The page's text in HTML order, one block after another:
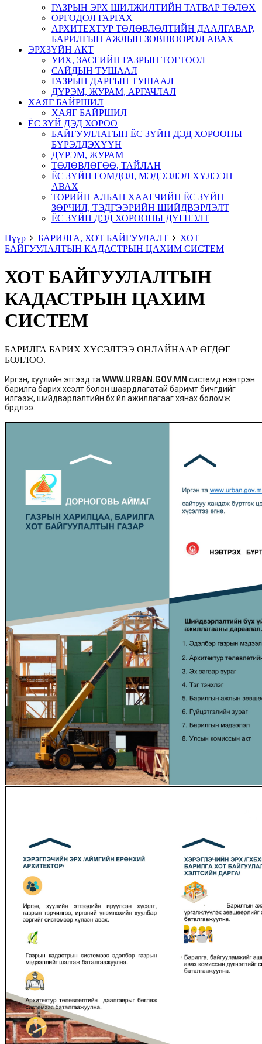
ГАЗРЫН ЭРХ ШИЛЖИЛТИЙН ТАТВАР ТӨЛӨХ
ӨРГӨДӨЛ ГАРГАХ
АРХИТЕХТУР ТӨЛӨВЛӨЛТИЙН ДААЛГАВАР,
БАРИЛГЫН АЖЛЫН ЗӨВШӨӨРӨЛ АВАХ
ЭРХЗҮЙН АКТ
УИХ, ЗАСГИЙН ГАЗРЫН ТОГТООЛ
САЙДЫН ТУШААЛ
ГАЗРЫН ДАРГЫН ТУШААЛ
ДҮРЭМ, ЖУРАМ, АРГАЧЛАЛ
ХАЯГ БАЙРШИЛ
ХАЯГ БАЙРШИЛ
ЁС ЗҮЙ ДЭД ХОРОО
БАЙГУУЛЛАГЫН ЁС ЗҮЙН ДЭД ХОРООНЫ
БҮРЭЛДЭХҮҮН
ДҮРЭМ, ЖУРАМ
ТӨЛӨВЛӨГӨӨ, ТАЙЛАН
ЁС ЗҮЙН ГОМДОЛ, МЭДЭЭЛЭЛ ХҮЛЭЭН
АВАХ
ТӨРИЙН АЛБАН ХААГЧИЙН ЁС ЗҮЙН
ЗӨРЧИЛ, ТЭДГЭЭРИЙН ШИЙДВЭРЛЭЛТ
ЁС ЗҮЙН ДЭД ХОРООНЫ ДҮГНЭЛТ
Нүүр
БАРИЛГА, ХОТ БАЙГУУЛАЛТ
ХОТ
БАЙГУУЛАЛТЫН КАДАСТРЫН ЦАХИМ СИСТЕМ
ХОТ БАЙГУУЛАЛТЫН
КАДАСТРЫН ЦАХИМ
СИСТЕМ
БАРИЛГА БАРИХ ХҮСЭЛТЭЭ ОНЛАЙНААР ӨГДӨГ
БОЛЛОО.
Иргэн, хуулийн этгээд та WWW.URBAN.GOV.MN системд нэвтрэн
барилга барих хүсэлт болон шаардлагатай баримт бичгүүдийг
илгээж, шийдвэрлэлтийн бүх үйл ажиллагааг хянах боломж
бүрдлээ.